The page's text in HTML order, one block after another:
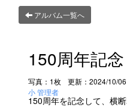
アルバム一覧へ
150周年記
写真：1枚 更新：2024/10/06
小 管理者
150周年を記念して、横